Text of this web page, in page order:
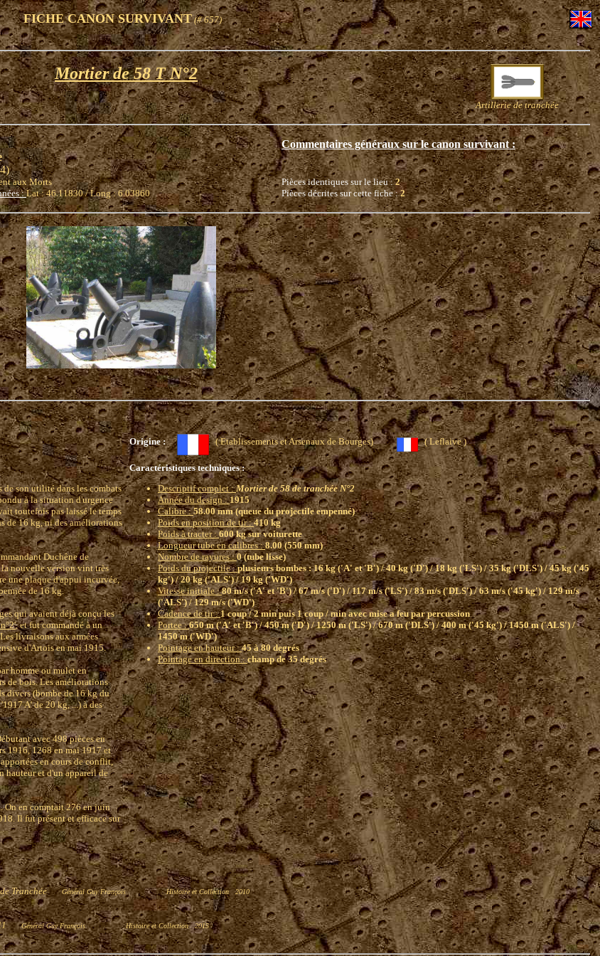
FICHE CANON SURVIVANT(# 657)
Mortier de 58 T N°2
Artillerie de tranchée
aux Morts
:Lat : 46.11830 / Long : 6.03860
Commentaires généraux sur le canon survivant :
Pièces identiques sur le lieu :2
Pièces décrites sur cette fiche :2
Origine : ( Etablissements et Arsenaux de Bourges) ( Leflaive )
son utilité dans les combats
à la situation d'urgence
toutefois pas laissé le temps
de 16 kg, ni des améliorations
Duchêne de
la nouvelle version vint très
une plaque d'appui incurvée,
de 16 kg.
qui avaient déjà conçu les
, et fut commandé à un
livraisons aux armées
d'Artois en mai 1915.
homme ou mulet en
de bois. Les améliorations
divers (bombe de 16 kg du
A' de 20 kg, ...) à des
avec 498 pièces en
1916, 1268 en mai 1917 et
en cours de conflit,
hauteur et d'un appareil de
On en comptait 276 en juin
Il fut présent et efficace sur
Caractéristiques techniques :
Descriptif complet :Mortier de 58 de tranchée N°2
Année du design :1915
Calibre :58.00 mm (queue du projectile empenné)
Poids en position de tir :410 kg
Poids à tracter :600 kg sur voiturette
Longueur tube en calibres :8.00 (550 mm)
Nombre de rayures :0 (tube lisse)
Poids du projectile :plusieurs bombes : 16 kg ('A' et 'B') / 40 kg ('D') / 18 kg ('LS') / 35 kg ('DLS') / 45 kg ('45
kg') / 20 kg ('ALS') / 19 kg ('WD')
Vitesse initiale :80 m/s ('A' et 'B') / 67 m/s ('D') / 117 m/s ('LS') / 83 m/s ('DLS') / 63 m/s ('45 kg') / 129 m/s
('ALS') / 129 m/s ('WD')
Cadence de tir :1 coup / 2 min puis 1 coup / min avec mise a feu par percussion
Portee :650 m ('A' et 'B') / 450 m ('D') / 1250 m ('LS') / 670 m ('DLS') / 400 m ('45 kg') / 1450 m ('ALS') /
1450 m ('WD')
Pointage en hauteur :45 à 80 degrés
Pointage en direction :champ de 35 degrés
Tranchée Général Guy FrançoisHistoire et Collection 2010
Général Guy FrançoisHistoire et Collection 2015